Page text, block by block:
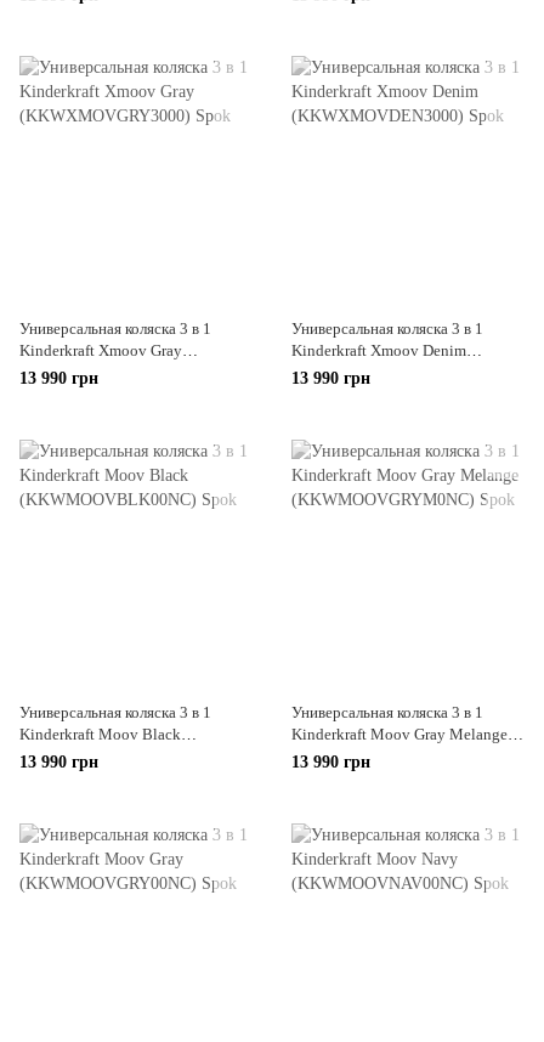
Универсальная коляска 3 в 1
Kinderkraft Xmoov Gray
(KKWXMOVGRY3000)
13 990 грн
Универсальная коляска 3 в 1
Kinderkraft Xmoov Denim
(KKWXMOVDEN3000)
13 990 грн
Универсальная коляска 3 в 1
Kinderkraft Moov Black
(KKWMOOVBLK00NC)
13 990 грн
Универсальная коляска 3 в 1
Kinderkraft Moov Gray Melange
(KKWMOOVGRYM0NC)
13 990 грн